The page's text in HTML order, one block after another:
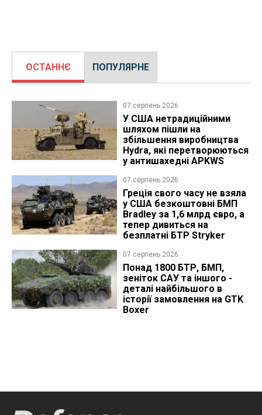
ОСТАННЄ ПОПУЛЯРНЕ
07 серпень 2026
У США нетрадиційними
шляхом пішли на
збільшення виробництва
Hydra, які перетворюються
у антишахедні APKWS
07 серпень 2026
Греція свого часу не взяла
у США безкоштовні БМП
Bradley за 1,6 млрд євро, а
тепер дивиться на
безплатні БТР Stryker
07 серпень 2026
Понад 1800 БТР, БМП,
зеніток САУ та іншого -
деталі найбільшого в
історії замовлення на GTK
Boxer